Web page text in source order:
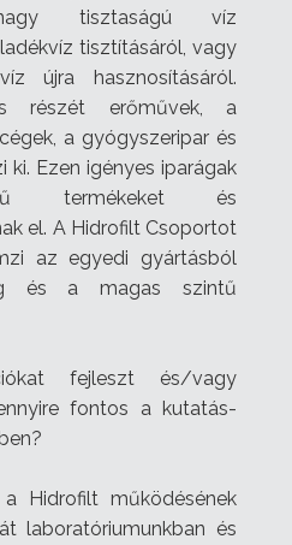
nagy tisztaságú víz
tisztításáról, vagy
újra hasznosításáról.
részét erőművek, a
a gyógyszeripar és
ki. Ezen igényes iparágak
termékeket és
el. A Hidrofilt Csoportot
az egyedi gyártásból
és a magas szintű
fejleszt és/vagy
fontos a kutatás-
Hidrofilt működésének
laboratóriumunkban és